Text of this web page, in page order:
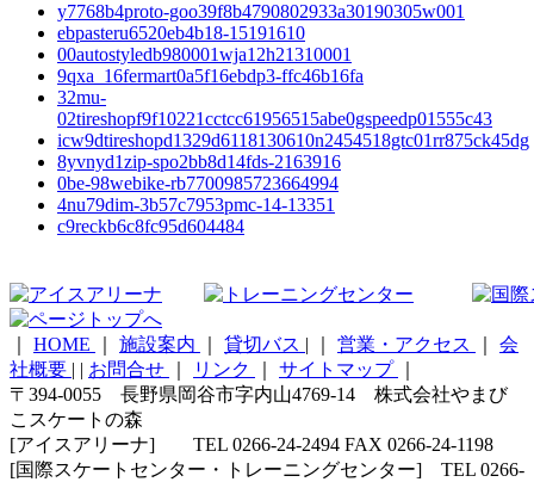
y7768b4proto-goo39f8b4790802933a30190305w001
ebpasteru6520eb4b18-15191610
00autostyledb980001wja12h21310001
9qxa_16fermart0a5f16ebdp3-ffc46b16fa
32mu-
02tireshopf9f10221cctcc61956515abe0gspeedp01555c43
icw9dtireshopd1329d6118130610n2454518gtc01rr875ck45dg
8yvnyd1zip-spo2bb8d14fds-2163916
0be-98webike-rb7700985723664994
4nu79dim-3b57c7953pmc-14-13351
c9reckb6c8fc95d604484
HOME 施設案内 貸切バス | 営業・アクセス
会
社概要 | | お問合せ リンク サイトマップ
〒394-0055 長野県岡谷市字内山4769-14 株式会社やまび
こスケートの森
[アイスアリーナ] TEL 0266-24-2494 FAX 0266-24-1198
[国際スケートセンター・トレーニングセンター] TEL 0266-